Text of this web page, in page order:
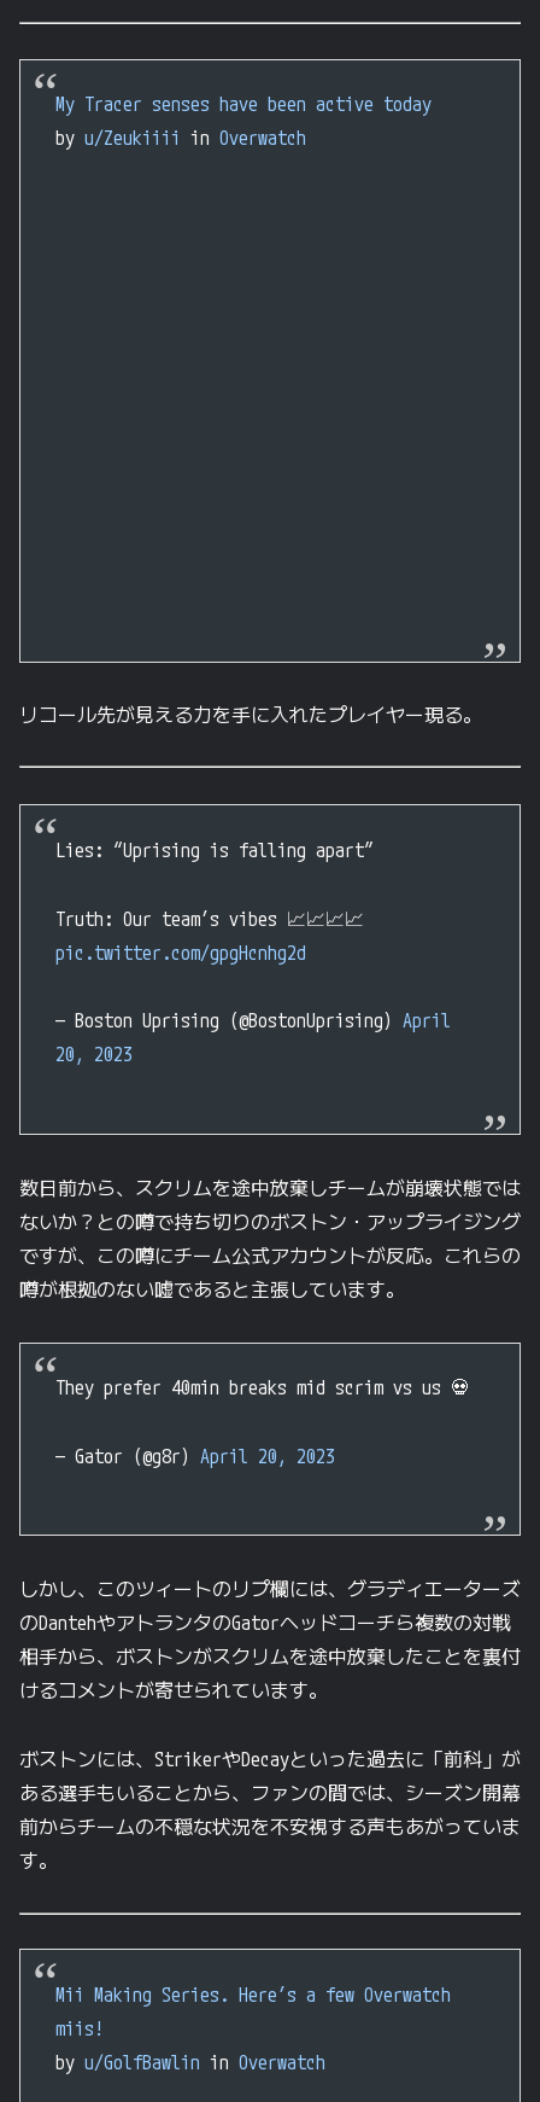
My Tracer senses have been active today
by u/Zeukiiii in Overwatch
リコール先が見える力を手に入れたプレイヤー現る。
Lies: “Uprising is falling apart”
Truth: Our team’s vibes 📈📈📈📈
pic.twitter.com/gpgHcnhg2d
— Boston Uprising (@BostonUprising) April
20, 2023
数日前から、スクリムを途中放棄しチームが崩壊状態では
ないか？との噂で持ち切りのボストン・アップライジング
ですが、この噂にチーム公式アカウントが反応。これらの
噂が根拠のない嘘であると主張しています。
They prefer 40min breaks mid scrim vs us 💀
— Gator (@g8r) April 20, 2023
しかし、このツィートのリプ欄には、グラディエーターズ
のDantehやアトランタのGatorヘッドコーチら複数の対戦
相手から、ボストンがスクリムを途中放棄したことを裏付
けるコメントが寄せられています。
ボストンには、StrikerやDecayといった過去に「前科」が
ある選手もいることから、ファンの間では、シーズン開幕
前からチームの不穏な状況を不安視する声もあがっていま
す。
Mii Making Series. Here’s a few Overwatch
miis!
by u/GolfBawlin in Overwatch